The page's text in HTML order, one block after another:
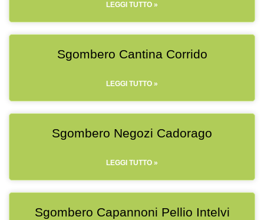
LEGGI TUTTO »
Sgombero Cantina Corrido
LEGGI TUTTO »
Sgombero Negozi Cadorago
LEGGI TUTTO »
Sgombero Capannoni Pellio Intelvi